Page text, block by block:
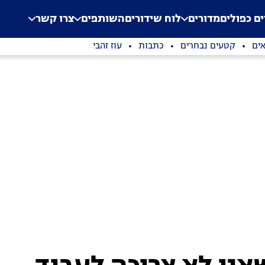
Application error: a
. כפוליםמדורים לוח שידוריםהשותפים צרו קשר
קטעים נבחרים כתבות עוז זהבי